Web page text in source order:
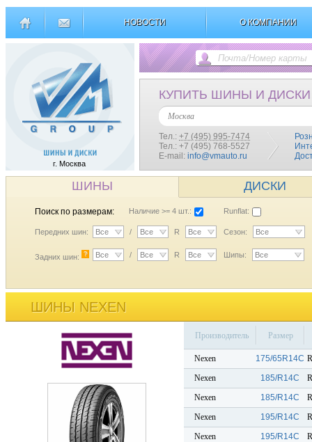
НОВОСТИ О КОМПАНИИ
г. Москва
КУПИТЬ ШИНЫ И ДИСКИ
Москва
Тел.: +7 (495) 995-7474
Тел.: +7 (495) 768-5527
E-mail: info@vmauto.ru
ШИНЫ ДИСКИ
Поиск по размерам: Наличие >= 4 шт.: Runflat:
Передних шин: Все / Все R Все Сезон: Все
Задних шин: ? Все / Все R Все Шипы: Все
ШИНЫ NEXEN
Производитель Размер
Nexen 175/65R14C
Nexen
185/R14C
Nexen
185/R14C
Nexen
195/R14C
Nexen
195/R14C